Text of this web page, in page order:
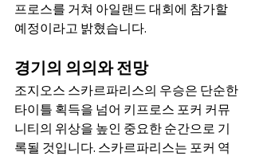
프로스를 거쳐 아일랜드 대회에 참가할
예정이라고 밝혔습니다.
경기의 의의와 전망
조지오스 스카르파리스의 우승은 단순한
타이틀 획득을 넘어 키프로스 포커 커뮤
니티의 위상을 높인 중요한 순간으로 기
록될 것입니다. 스카르파리스는 포커 역